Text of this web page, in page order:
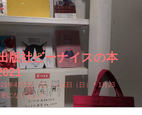
版社ビーナイスの本
年4月3日（土）～11日（日）＊1月23
になりました